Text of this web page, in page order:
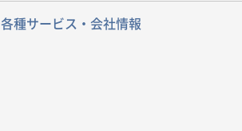
各種サービス・会社情報